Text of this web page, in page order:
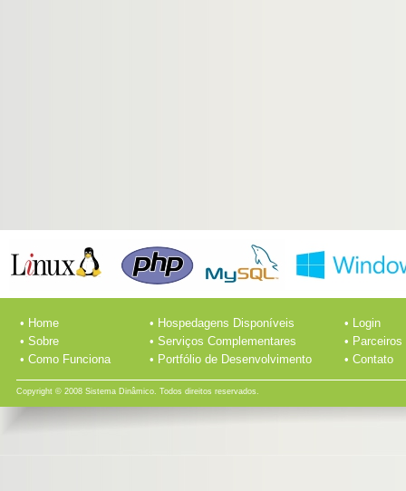
• Home
• Sobre
• Como Funciona
• Hospedagens Disponíveis
• Serviços Complementares
• Portfólio de Desenvolvimento
• Login
• Parceiros
• Contato
Copyright © 2008 Sistema Dinâmico. Todos direitos reservados.